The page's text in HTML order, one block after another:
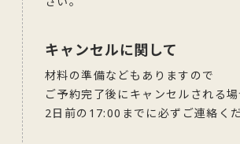
キャンセルに関して
材料の準備などもありますので
ご予約完了後にキャンセルされる
2日前の17:00までに必ずご連絡くだ